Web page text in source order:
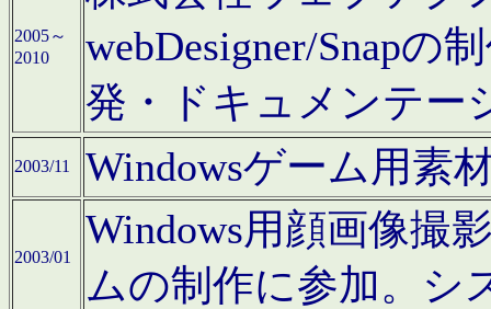
2005～
2010
webDesigner/Snapの
発・ドキュメンテー
2003/11 Windowsゲーム用素
2003/01
Windows用顔画像撮
ムの制作に参加。シ